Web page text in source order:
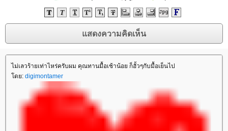
ไม่เลวร้ายเท่าไหร่ครับผม คุณทานมื้อเช้าน้อย ก็ฮั้วๆกับมื้อเย็นไป
ดย: digimontamer